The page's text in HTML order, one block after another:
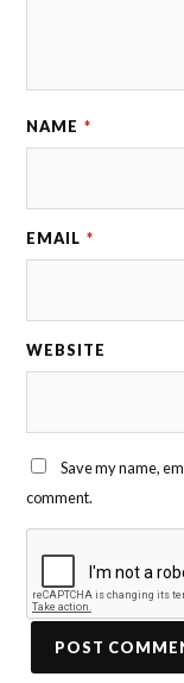
NAME *
EMAIL *
WEBSITE
Save my name,
comment.